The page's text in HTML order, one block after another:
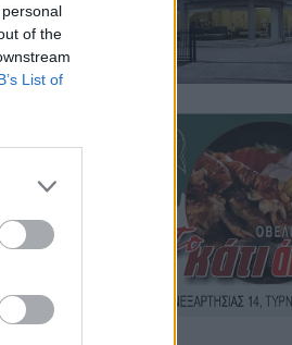
of the
List of